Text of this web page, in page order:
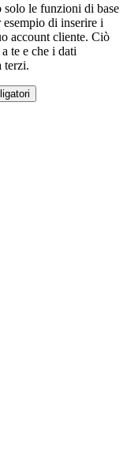
solo le funzioni di base
di inserire i
account cliente. Ciò
te e che i dati
terzi.